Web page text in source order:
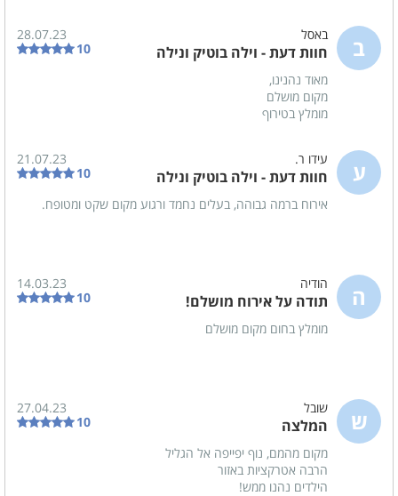
לציבור הדתי
פלטה
מיחם
בסביבת המקום
בית כנסת
תה
סוכר
ב באסל
חוות דעת - וילה בוטיק ונילה
28.07.23
10
מאוד נהנינו,
מקום מושלם
מומלץ בטירוף
ע עידו ר.
חוות דעת - וילה בוטיק ונילה
21.07.23
10
אירוח ברמה גבוהה, בעלים נחמד ורגוע מקום שקט ומטופח.
ה הודיה
תודה על אירוח מושלם!
14.03.23
10
מומלץ בחום מקום מושלם
ש שובל
המלצה
27.04.23
10
מקום מהמם, נוף יפייפה אל הגליל
הרבה אטרקציות באזור
הילדים נהנו ממש!